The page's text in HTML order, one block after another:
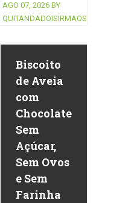
AGO 07, 2026 BY
QUITANDADOISIRMAOS
Biscoito
de Aveia
com
Chocolate
Sem
Açúcar,
Sem Ovos
e Sem
Farinha